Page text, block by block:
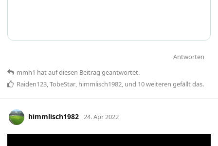
Antworten
mmh1 hatauf diesen Beitrag geantwortet.
Raiden123,TobeStar, himmlisch1982, und 10weiteren gefällt das.
himmlisch1982 24. Apr 2022